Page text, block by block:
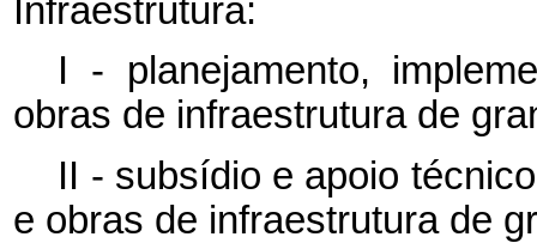
Infraestrutura:
I - planejamento,
obras de infraestrutura de
II - subsídio e apoio
e obras de infraestrutura de